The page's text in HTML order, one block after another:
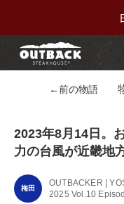
←前の物語
2023年8月14日。
力の台風が近畿地
梅田
OUTBACKER |
2025 Vol.10